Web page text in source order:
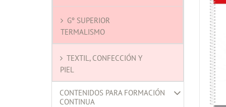
Gº SUPERIOR
TERMALISMO
TEXTIL, CONFECCIÓN Y
PIEL
CONTENIDOS PARA FORMACIÓN
CONTINUA